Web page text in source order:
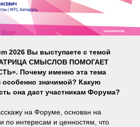
2026 Вы выступаете с темой
СМЫСЛОВ ПОМОГАЕТ
Почему именно эта тема
особенно значимой? Какую
она даст участникам Форума?
на Форуме, основан на
по интересам и ценностям, что